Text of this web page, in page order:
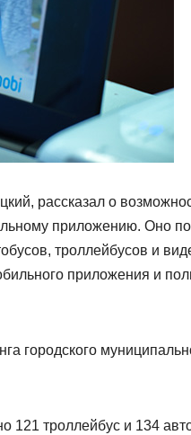
рассказал о
приложению. Оно
троллейбусов и
приложения и
городского
121 троллейбус и 134